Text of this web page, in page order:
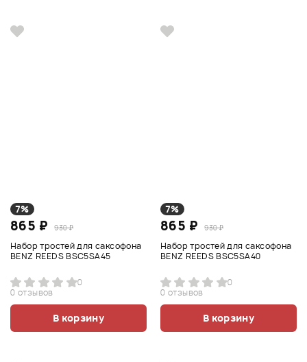
7%
865 ₽ 930 ₽
Набор тростей для саксофона
BENZ REEDS BSC5SA45
0
0 отзывов
В корзину
7%
865 ₽ 930 ₽
Набор тростей для саксофона
BENZ REEDS BSC5SA40
0
0 отзывов
В корзину